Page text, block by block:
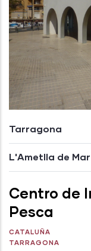
Tarragona
L'Ametlla de Mar
Centro de
Pesca
CATALUÑA
TARRAGONA